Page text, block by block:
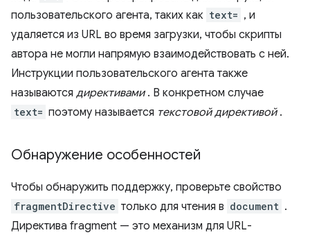
пользовательского агента, таких как text= , и
удаляется из URL во время загрузки, чтобы скрипты
автора не могли напрямую взаимодействовать с ней.
Инструкции пользовательского агента также
называются директивами. В конкретном случае
text= поэтому называется текстовой директивой.
Обнаружение особенностей
Чтобы обнаружить поддержку, проверьте свойство
fragmentDirective только для чтения в document .
Директива fragment — это механизм для URL-